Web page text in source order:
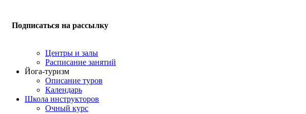
Подписаться на рассылку
Центры и залы
Расписание занятий
Йога-туризм
Описание туров
Календарь
Школа инструкторов
Очный курс